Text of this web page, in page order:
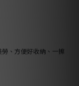
、方便好收納、一擦